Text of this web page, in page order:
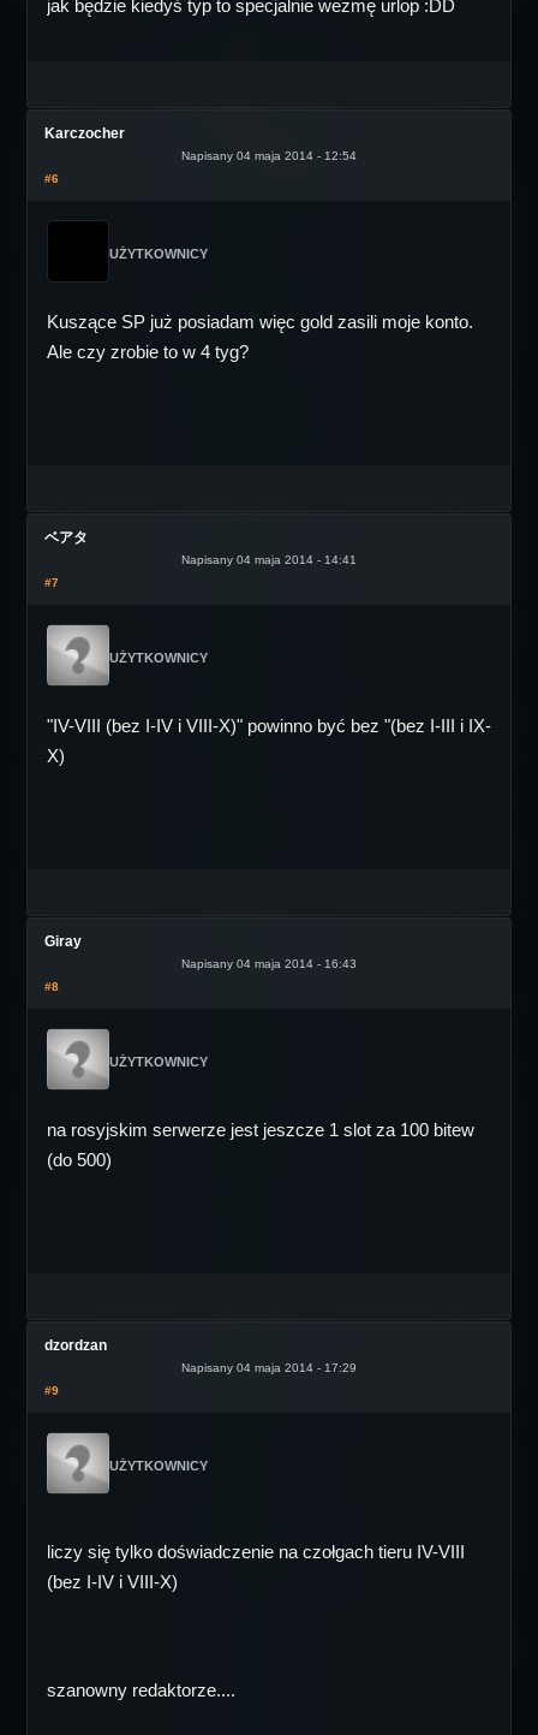
jak będzie kiedyś typ to specjalnie wezmę urlop :DD
Karczocher
Napisany 04 maja 2014 - 12:54
#6
UŻYTKOWNICY
Kuszące SP już posiadam więc gold zasili moje konto.
Ale czy zrobie to w 4 tyg?
ベアタ
Napisany 04 maja 2014 - 14:41
#7
UŻYTKOWNICY
"IV-VIII (bez I-IV i VIII-X)" powinno być bez "(bez I-III i IX-
X)
Giray
Napisany 04 maja 2014 - 16:43
#8
UŻYTKOWNICY
na rosyjskim serwerze jest jeszcze 1 slot za 100 bitew
(do 500)
dzordzan
Napisany 04 maja 2014 - 17:29
#9
UŻYTKOWNICY
liczy się tylko doświadczenie na czołgach tieru IV-VIII
(bez I-IV i VIII-X)
szanowny redaktorze....